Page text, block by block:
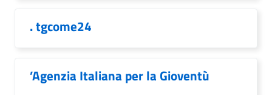
. tgcome24
’Agenzia Italiana per la Gioventù